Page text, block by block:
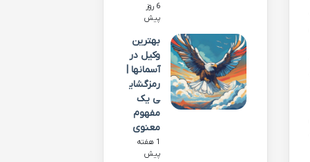
6 روز
پیش
بهترین
وکیل در
آسمانها |
رمزگشای
ی یک
مفهوم
معنوی
1 هفته
پیش